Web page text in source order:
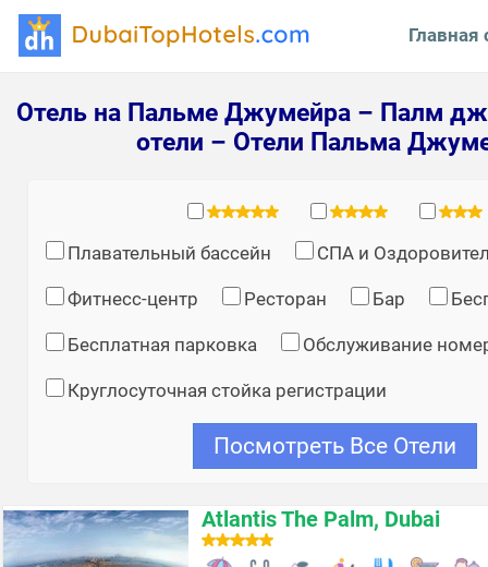
Главная
Отель на Пальме Джумейра – Палм
отели – Отели Пальма
Плавательный бассейн СПА и
Фитнесс-центр Ресторан Бар
Бесплатная парковка Обслуживание
Круглосуточная стойка регистрации
Посмотреть Все Отели
Atlantis The Palm, Dubai